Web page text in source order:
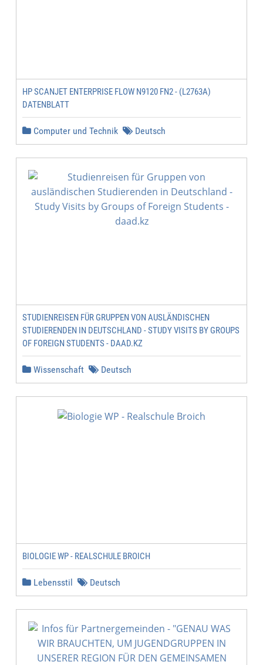
HP SCANJET ENTERPRISE FLOW N9120 FN2 - (L2763A)
DATENBLATT
Computer und Technik Deutsch
STUDIENREISEN FÜR GRUPPEN VON AUSLÄNDISCHEN
STUDIERENDEN IN DEUTSCHLAND - STUDY VISITS BY GROUPS
OF FOREIGN STUDENTS - DAAD.KZ
Wissenschaft Deutsch
BIOLOGIE WP - REALSCHULE BROICH
Lebensstil Deutsch